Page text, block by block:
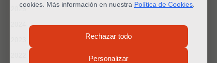
cookies. Más información en nuestra Política de Cookies
Rechazar todo
Personalizar
2025